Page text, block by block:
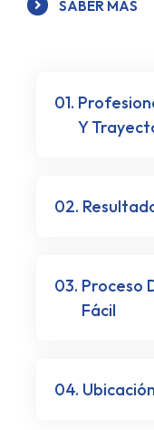
SABER MAS
01.
Y
02.
03. Proceso
Fácil
04.